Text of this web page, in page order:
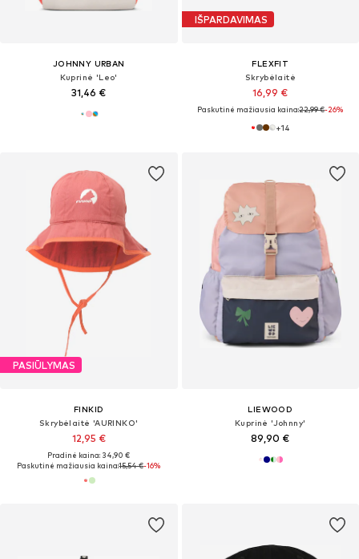
JOHNNY URBAN
Kuprinė 'Leo'
31,46 €
IŠPARDAVIMAS
FLEXFIT
Skrybėlaitė
16,99 €
Paskutinė mažiausia kaina:22,99 €-26%
+14
PASIŪLYMAS
FINKID
Skrybėlaitė 'AURINKO'
12,95 €
Pradinė kaina: 34,90 €
Paskutinė mažiausia kaina:15,54 €-16%
LIEWOOD
Kuprinė 'Johnny'
89,90 €